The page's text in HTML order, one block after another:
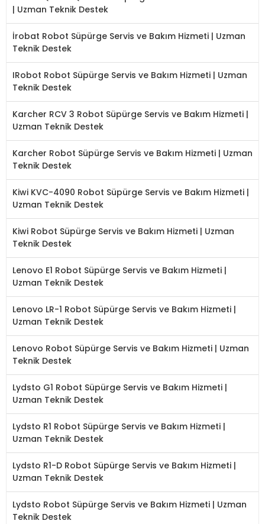
| Uzman Teknik Destek
İrobat Robot Süpürge Servis ve Bakım Hizmeti | Uzman
Teknik Destek
IRobot Robot Süpürge Servis ve Bakım Hizmeti | Uzman
Teknik Destek
Karcher RCV 3 Robot Süpürge Servis ve Bakım Hizmeti |
Uzman Teknik Destek
Karcher Robot Süpürge Servis ve Bakım Hizmeti | Uzman
Teknik Destek
Kiwi KVC-4090 Robot Süpürge Servis ve Bakım Hizmeti |
Uzman Teknik Destek
Kiwi Robot Süpürge Servis ve Bakım Hizmeti | Uzman
Teknik Destek
Lenovo E1 Robot Süpürge Servis ve Bakım Hizmeti |
Uzman Teknik Destek
Lenovo LR-1 Robot Süpürge Servis ve Bakım Hizmeti |
Uzman Teknik Destek
Lenovo Robot Süpürge Servis ve Bakım Hizmeti | Uzman
Teknik Destek
Lydsto G1 Robot Süpürge Servis ve Bakım Hizmeti |
Uzman Teknik Destek
Lydsto R1 Robot Süpürge Servis ve Bakım Hizmeti |
Uzman Teknik Destek
Lydsto R1-D Robot Süpürge Servis ve Bakım Hizmeti |
Uzman Teknik Destek
Lydsto Robot Süpürge Servis ve Bakım Hizmeti | Uzman
Teknik Destek